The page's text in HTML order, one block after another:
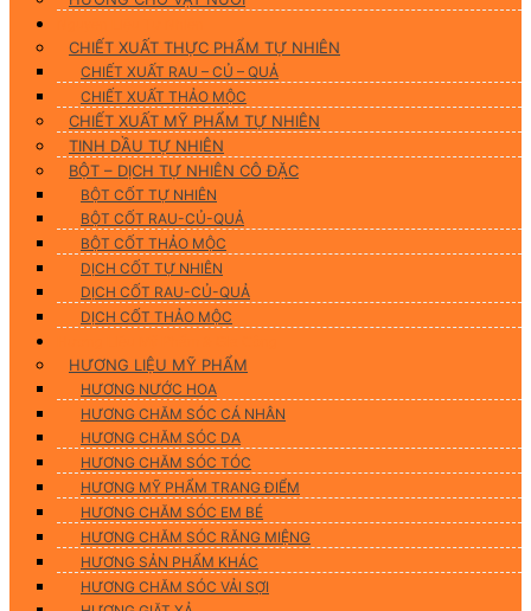
CHIẾT XUẤT THỰC PHẨM TỰ NHIÊN
CHIẾT XUẤT RAU – CỦ – QUẢ
CHIẾT XUẤT THẢO MỘC
CHIẾT XUẤT MỸ PHẨM TỰ NHIÊN
TINH DẦU TỰ NHIÊN
BỘT – DỊCH TỰ NHIÊN CÔ ĐẶC
BỘT CỐT TỰ NHIÊN
BỘT CỐT RAU-CỦ-QUẢ
BỘT CỐT THẢO MỘC
DỊCH CỐT TỰ NHIÊN
DỊCH CỐT RAU-CỦ-QUẢ
DỊCH CỐT THẢO MỘC
HƯƠNG LIỆU MỸ PHẨM
HƯƠNG NƯỚC HOA
HƯƠNG CHĂM SÓC CÁ NHÂN
HƯƠNG CHĂM SÓC DA
HƯƠNG CHĂM SÓC TÓC
HƯƠNG MỸ PHẨM TRANG ĐIỂM
HƯƠNG CHĂM SÓC EM BÉ
HƯƠNG CHĂM SÓC RĂNG MIỆNG
HƯƠNG SẢN PHẨM KHÁC
HƯƠNG CHĂM SÓC VẢI SỢI